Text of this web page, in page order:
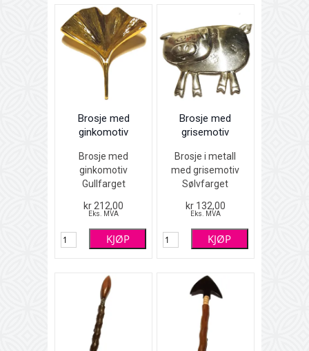
Brosje med
ginkomotiv
Brosje med
ginkomotiv
Gullfarget
kr 212,00
Eks. MVA
KJØP
Brosje med
grisemotiv
Brosje i metall
med grisemotiv
Sølvfarget
kr 132,00
Eks. MVA
KJØP